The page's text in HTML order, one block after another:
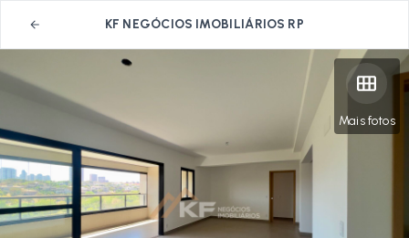
KF NEGÓCIOS IMOBILIÁRIOS RP
Mais fotos